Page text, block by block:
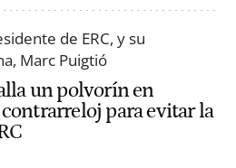
un polvorín en
para evitar la